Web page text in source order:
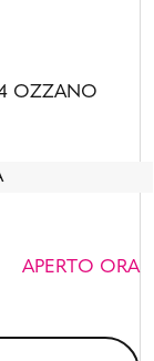
OZZANO
APERTO ORA